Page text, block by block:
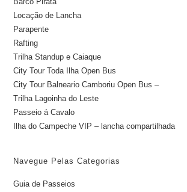
Locação de Lancha
Parapente
Rafting
Trilha Standup e Caiaque
City Tour Toda Ilha Open Bus
City Tour Balneario Camboriu Open Bus –
Trilha Lagoinha do Leste
Passeio á Cavalo
Ilha do Campeche VIP – lancha compartilhada
Navegue Pelas Categorias
Guia de Passeios